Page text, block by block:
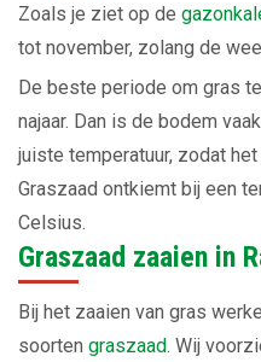
Zoals je ziet op de
tot november, zolang de
De beste periode om gras
najaar. Dan is de bodem
juiste temperatuur, zodat
Graszaad ontkiemt bij een
Celsius.
Graszaad zaaien in
Bij het zaaien van gras
soorten graszaad. Wij